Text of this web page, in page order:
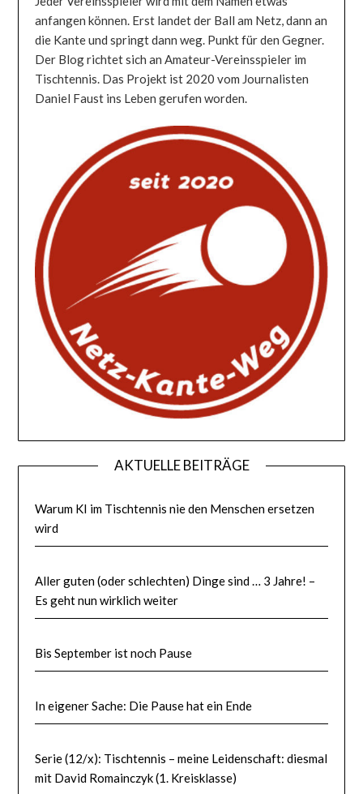
anfangen können. Erst landet der Ball am Netz, dann an
die Kante und springt dann weg. Punkt für den Gegner.
Der Blog richtet sich an Amateur-Vereinsspieler im
Tischtennis. Das Projekt ist 2020 vom Journalisten
Daniel Faust ins Leben gerufen worden.
AKTUELLE BEITRÄGE
Warum KI im Tischtennis nie den Menschen ersetzen
wird
Aller guten (oder schlechten) Dinge sind … 3 Jahre! –
Es geht nun wirklich weiter
Bis September ist noch Pause
In eigener Sache: Die Pause hat ein Ende
Serie (12/x): Tischtennis – meine Leidenschaft: diesmal
mit David Romainczyk (1. Kreisklasse)